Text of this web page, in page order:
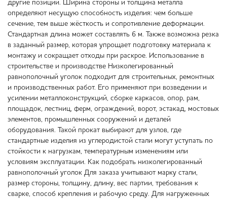
другие позиции. Ширина стороны и толщина металла
определяют несущую способность изделия: чем больше
сечение, тем выше жёсткость и сопротивление деформации.
Стандартная длина может составлять 6 м. Также возможна резка
в заданный размер, которая упрощает подготовку материала к
монтажу и сокращает отходы при раскрое. Использование в
строительстве и производстве Низколегированный
равнополочный уголок подходит для строительных, ремонтных
и производственных работ. Его применяют при возведении и
усилении металлоконструкций, сборке каркасов, опор, рам,
площадок, лестниц, ферм, ограждений, ворот, эстакад, мостовых
элементов, промышленных сооружений и деталей
оборудования. Такой прокат выбирают для узлов, где
стандартные изделия из углеродистой стали могут уступать по
стойкости к нагрузкам, температурным изменениям или
условиям эксплуатации. Как подобрать низколегированный
равнополочный уголок Для заказа учитывают марку стали,
размер стороны, толщину, длину, вес партии, требования к
сварке, способ крепления и рабочую среду. Для нагруженных